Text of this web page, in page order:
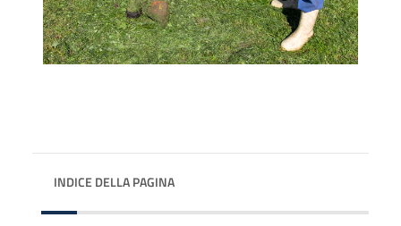
INDICE DELLA PAGINA